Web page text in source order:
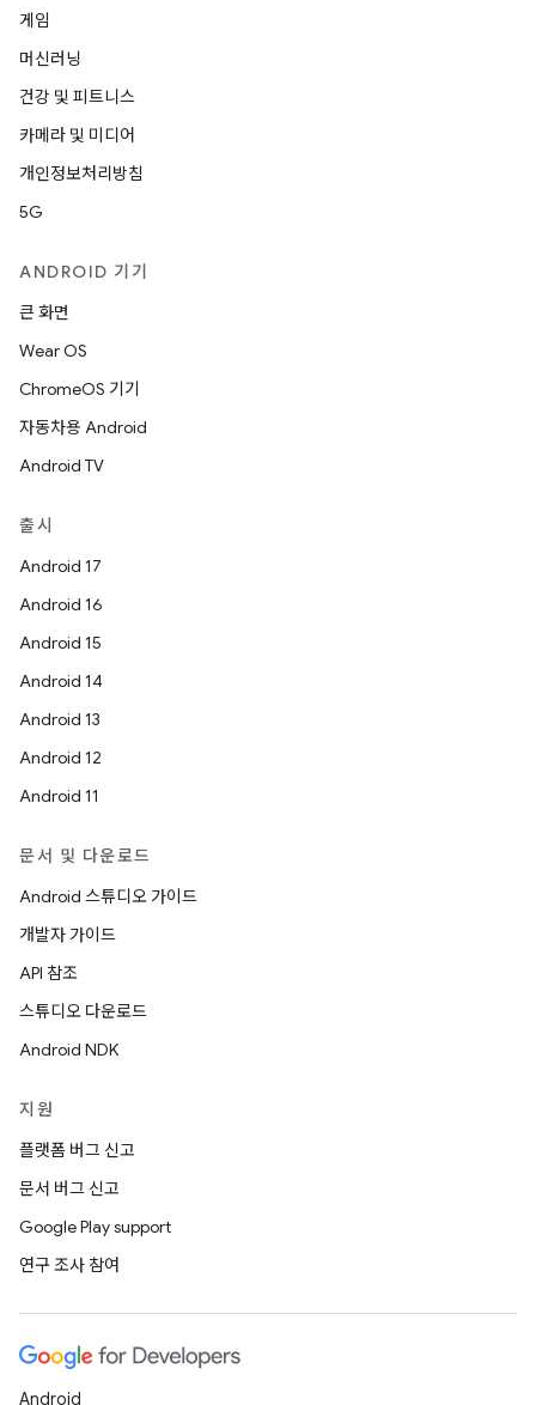
게임
머신러닝
건강 및 피트니스
카메라 및 미디어
개인정보처리방침
5G
ANDROID 기기
큰 화면
Wear OS
ChromeOS 기기
자동차용 Android
Android TV
출시
Android 17
Android 16
Android 15
Android 14
Android 13
Android 12
Android 11
문서 및 다운로드
Android 스튜디오 가이드
개발자 가이드
API 참조
스튜디오 다운로드
Android NDK
지원
플랫폼 버그 신고
문서 버그 신고
Google Play support
연구 조사 참여
Android